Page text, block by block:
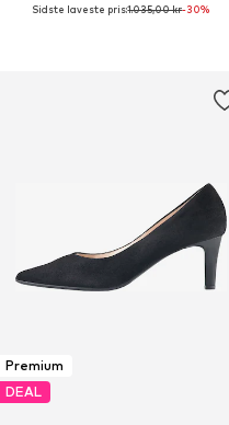
Fås i mange størrelser
Sidste laveste pris:1.035,00 kr-30%
Premium
DEAL